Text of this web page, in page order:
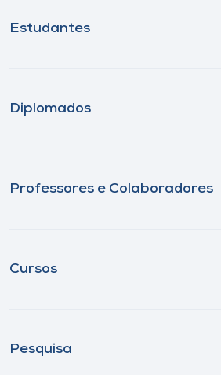
Estudantes
Diplomados
Professores e Colaboradores
Cursos
Pesquisa